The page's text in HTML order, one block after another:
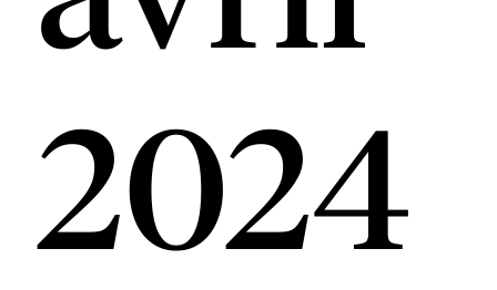
2024